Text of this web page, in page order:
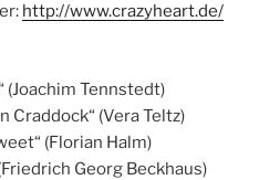
http://www.crazyheart.de/
(Joachim Tennstedt)
Craddock“ (Vera Teltz)
(Florian Halm)
Georg Beckhaus)